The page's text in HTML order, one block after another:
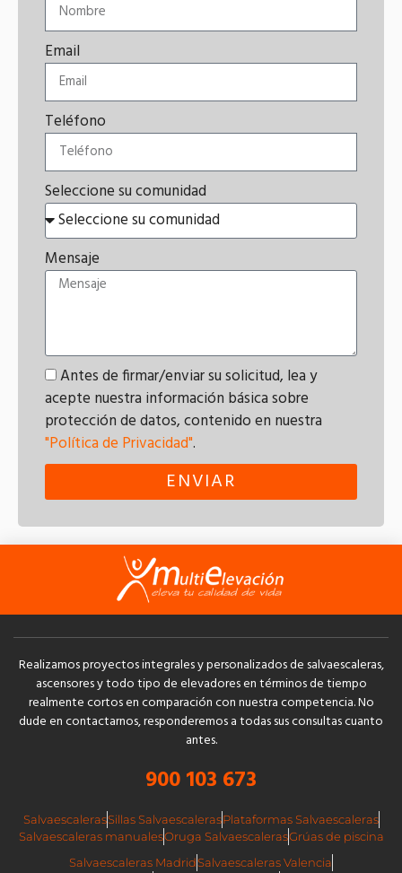
Email
Teléfono
Seleccione su comunidad
Mensaje
Antes de firmar/enviar su solicitud, lea y
acepte nuestra información básica sobre
protección de datos, contenido en nuestra
"Política de Privacidad".
ENVIAR
Realizamos proyectos integrales y personalizados de salvaescaleras,
ascensores y todo tipo de elevadores en términos de tiempo
realmente cortos en comparación con nuestra competencia. No
dude en contactarnos, responderemos a todas sus consultas cuanto
antes.
900 103 673
SalvaescalerasSillas SalvaescalerasPlataformas Salvaescaleras
Salvaescaleras manualesOruga SalvaescalerasGrúas de piscina
Salvaescaleras MadridSalvaescaleras Valencia